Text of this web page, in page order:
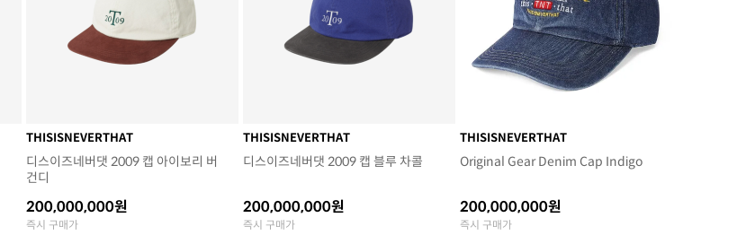
THISISNEVERTHAT
디스이즈네버댓 2009 캡 아이보리 버
건디
200,000,000원
즉시 구매가
THISISNEVERTHAT
디스이즈네버댓 2009 캡 블루 차콜
200,000,000원
즉시 구매가
THISISNEVERTHAT
Original Gear Denim Cap Indigo
200,000,000원
즉시 구매가